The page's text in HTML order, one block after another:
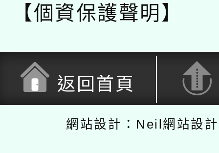
【個資保護聲明】
返回首頁
網站設計：Neil網站設